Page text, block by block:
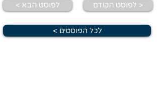
< לפוסט הבא לפוסט הקודם >
< לכל הפוסטים